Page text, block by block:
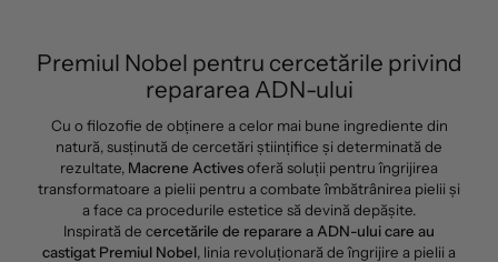
Premiul Nobel pentru cercetările privind
repararea ADN-ului
Cu o filozofie de obținere a celor mai bune ingrediente din
natură, susținută de cercetări științifice și determinată de
rezultate, Macrene Activesoferă soluții pentru îngrijirea
transformatoare a pielii pentru a combate îmbătrânirea pielii și
a face ca procedurile estetice să devină depășite.
Inspirată de cercetările de reparare a ADN-ului care au
castigat Premiul Nobel, linia revoluționară de îngrijire a pielii a